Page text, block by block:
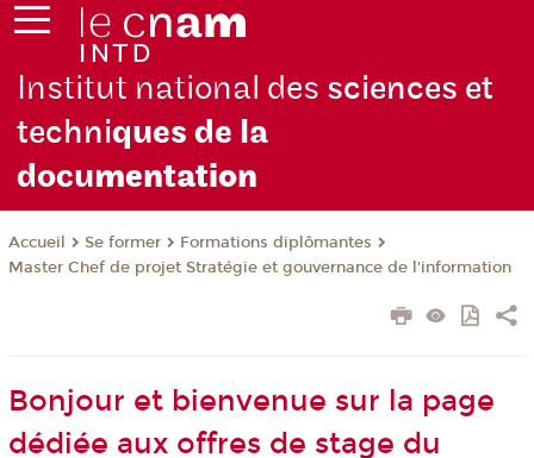
Institut national des sciences et
techniques de la
documentation
Accueil Se former
Formations diplômantes
Master Chef de projet Stratégie et gouvernance de l'information
Bonjour et bienvenue sur la page
dédiée aux offres de stage du